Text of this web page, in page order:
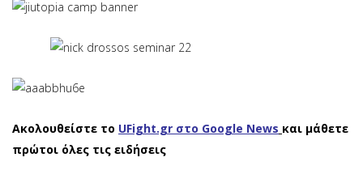
Ακολουθείστε το UFight.gr στο Google News και μάθετε
πρώτοι όλες τις ειδήσεις